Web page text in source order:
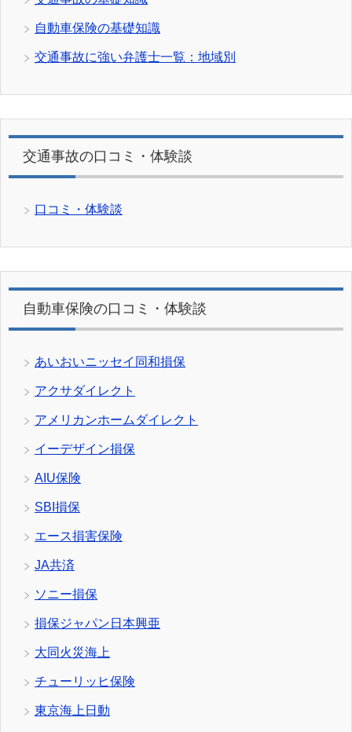
自動車保険の基礎知識
交通事故に強い弁護士一覧：地域別
交通事故の口コミ・体験談
口コミ・体験談
自動車保険の口コミ・体験談
あいおいニッセイ同和損保
アクサダイレクト
アメリカンホームダイレクト
イーデザイン損保
AIU保険
SBI損保
エース損害保険
JA共済
ソニー損保
損保ジャパン日本興亜
大同火災海上
チューリッヒ保険
東京海上日動